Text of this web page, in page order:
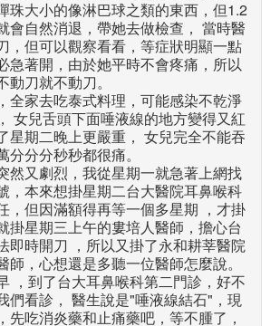
珠大小的像淋巴球之類的東西，但1.2
會自然消退，帶她去做檢查， 當時醫
，但可以觀察看看，等症狀明顯一點
急著開，由於她平時不會疼痛，所以
動刀就不動刀。
全家去吃泰式料理，可能感染不乾淨
女兒舌頭下面唾液線的地方變得又紅
星期二晚上更嚴重， 女兒完全不能吞
分分分秒秒都很痛。
然又劇烈，我從星期一就急著上網找
，本來想掛星期二台大醫院耳鼻喉科
，但因滿額得再等一個多星期 ，才掛
掛星期三上午的婁培人醫師，擔心台
即時開刀 ，所以又掛了永和耕莘醫院
師，心想還是多聽一位醫師怎麼說。
，到了台大耳鼻喉科第二門診，好不
們看診， 醫生說是"唾液線結石"，現
先吃消炎藥和止痛藥吧，等不腫了，